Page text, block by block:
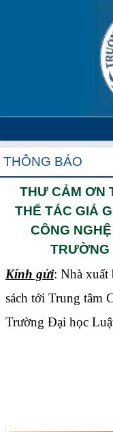
THÔNG BÁO
THƯ CẢM ƠN
THỂ TÁC GIẢ
CÔNG
TRƯỜNG
Kính gửi: Nhà xuất
sách tới Trung tâm
Trường Đại học